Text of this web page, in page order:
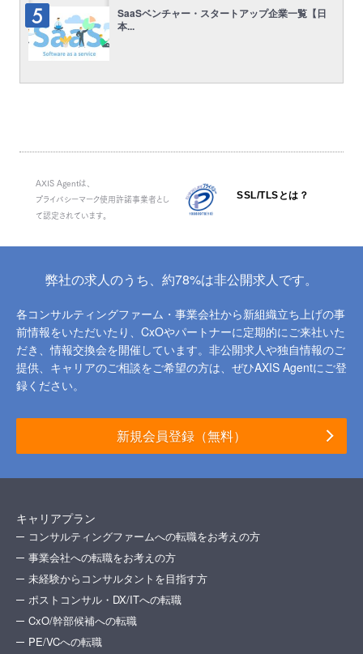
SaaSベンチャー・スタートアップ企業一覧【日
本...
AXIS Agentは、
プライバシーマーク使用許諾事業者とし
て認定されています。
SSL/TLSとは？
弊社の求人のうち、約78%は非公開求人です。
各コンサルティングファーム・事業会社から新組織立ち上げの事
前情報をいただいたり、 CxOやパートナーに定期的にご来社いた
だき、情報交換会を開催しています。 非公開求人や独自情報のご
提供、キャリアのご相談をご希望の方は、ぜひAXIS Agentにご登
録ください。
新規会員登録（無料）
キャリアプラン
コンサルティングファームへの転職をお考えの方
事業会社への転職をお考えの方
未経験からコンサルタントを目指す方
ポストコンサル・DX/ITへの転職
CxO/幹部候補への転職
PE/VCへの転職